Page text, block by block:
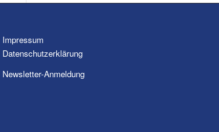
Impressum
Datenschutzerklärung
Newsletter-Anmeldung